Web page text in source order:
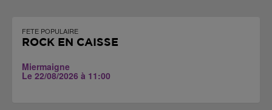
FETE POPULAIRE
ROCK EN CAISSE
Miermaigne
Le 22/08/2026 à 11:00